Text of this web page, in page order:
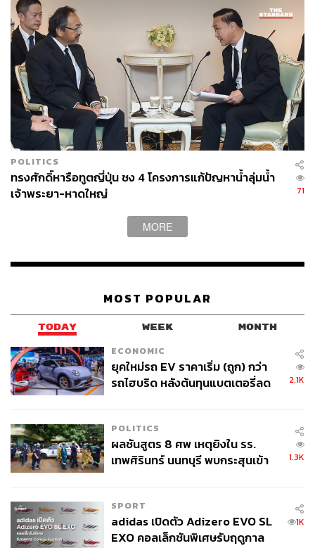
POLITICS
ทรงศักดิ์หารือทูตญี่ปุ่น ชง 4 โครงการแก้ปัญหาน้ำลุ่มน้ำ
เจ้าพระยา-หาดใหญ่
71
MORE
MOST POPULAR
TODAY WEEK MONTH
ECONOMIC
ยุคใหม่รถ EV ราคาเริ่ม (ถูก) กว่า
รถไฮบริด หลังต้นทุนแบตเตอรี่ลด
2.1K
POLITICS
ผลชันสูตร 8 ศพ เหตุยิงใน รร.
เทพศิรินทร์ นนทบุรี พบกระสุนเข้า
1.3K
SPORT
adidas เปิดตัว Adizero EVO SL
EXO คอลเล็กชันพิเศษรับฤดูกาล
1K